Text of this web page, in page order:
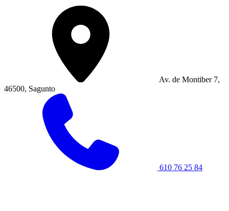
Av. de Montiber 7,
46500, Sagunto
610 76 25 84